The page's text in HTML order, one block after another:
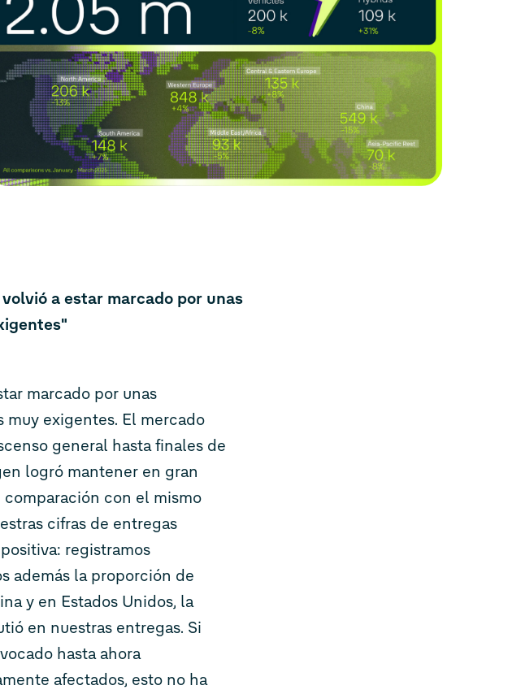
a estar marcado por unas
marcado por unas
exigentes. El mercado
general hasta finales de
logró mantener en gran
con el mismo
cifras de entregas
registramos
además la proporción de
y en Estados Unidos, la
en nuestras entregas. Si
hasta ahora
afectados, esto no ha